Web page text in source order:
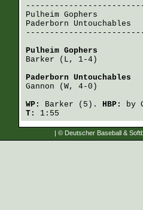
Pulheim Gophers
Paderborn Untouchables
Pulheim Gophers
Barker (L, 1-4)
Paderborn Untouchables
Gannon (W, 4-0)
WP: Barker (5). HBP: by
T:
1:55
| © Deutscher Baseball &